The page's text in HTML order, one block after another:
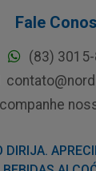
Fale
(83)
DIRIJA.